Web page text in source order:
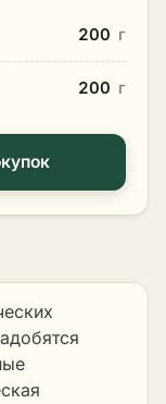
200 г
200 г